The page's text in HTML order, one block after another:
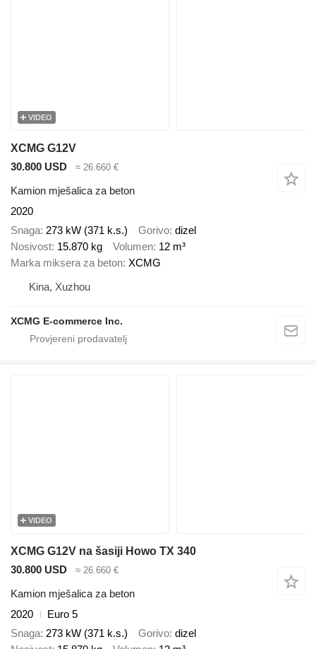
VIDEO
XCMG G12V
30.800 USD
≈ 26.660 €
Kamion mješalica za beton
2020
Snaga 273 kW (371 k.s.) Gorivo dizel
Nosivost 15.870 kg Volumen 12 m³
Marka miksera za beton XCMG
Kina, Xuzhou
XCMG E-commerce Inc.
VIDEO
XCMG G12V na šasiji Howo TX 340
30.800 USD
≈ 26.660 €
Kamion mješalica za beton
2020
Euro 5
Snaga 273 kW (371 k.s.) Gorivo dizel